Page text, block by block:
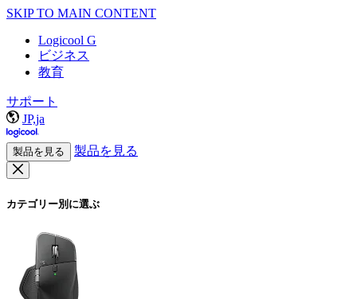
SKIP TO MAIN CONTENT
Logicool G
ビジネス
教育
サポート
JP,ja
製品を見る 製品を見る
カテゴリー別に選ぶ